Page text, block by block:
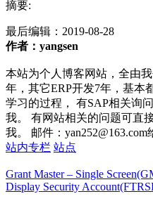
摘要:
最后编辑： 2019-08-28
作者：yangsen
本站为个人博客网站，全由
年，其它ERP开发7年，基本
学习的过程， 有SAP相关询
我。 有网站相关的问题可直
我。 邮件：yan252@163.com
站内专栏 站点
Grant Master – Single
Display Security